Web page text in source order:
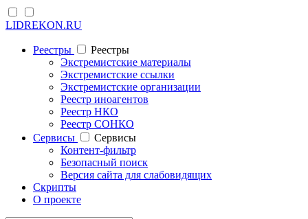
LIDREKON.RU
Реестры
Реестры
Экстремистские материалы
Экстремистские ссылки
Экстремистские организации
Реестр иноагентов
Реестр НКО
Реестр СОНКО
Cервисы
Cервисы
Контент-фильтр
Безопасный поиск
Версия сайта для слабовидящих
Скрипты
О проекте